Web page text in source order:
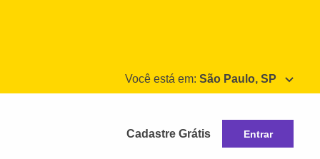
Você está em: São Paulo, SP
Cadastre Grátis Entrar